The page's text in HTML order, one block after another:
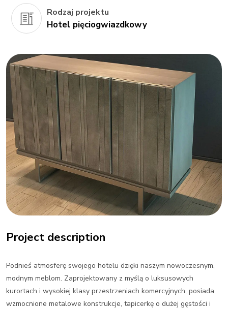
Rodzaj projektu
Hotel pięciogwiazdkowy
Project description
Podnieś atmosferę swojego hotelu dzięki naszym nowoczesnym,
modnym meblom. Zaprojektowany z myślą o luksusowych
kurortach i wysokiej klasy przestrzeniach komercyjnych, posiada
wzmocnione metalowe konstrukcje, tapicerkę o dużej gęstości i